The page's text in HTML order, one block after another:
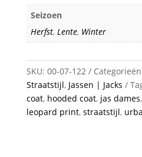
Seizoen
Herfst, Lente, Winter
SKU: 00-07-122
Straatstijl, Jassen | Jacks
coat, hooded coat, jas dames,
leopard print, straatstijl,